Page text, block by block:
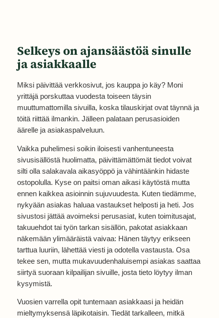
Selkeys on ajansäästöä sinulle
ja asiakkaalle
Miksi päivittää verkkosivut, jos kauppa jo käy? Moni
yrittäjä porskuttaa vuodesta toiseen täysin
muuttumattomilla sivuilla, koska tilauskirjat ovat täynnä ja
töitä riittää ilmankin. Jälleen palataan perusasioiden
äärelle ja asiakaspalveluun.
Vaikka puhelimesi soikin iloisesti vanhentuneesta
sivusisällöstä huolimatta, päivittämättömät tiedot voivat
silti olla salakavala aikasyöppö ja vähintäänkin hidaste
ostopolulla. Kyse on paitsi oman aikasi käytöstä mutta
ennen kaikkea asioinnin sujuvuudesta. Kuten tiedämme,
nykyään asiakas haluaa vastaukset helposti ja heti. Jos
sivustosi jättää avoimeksi perusasiat, kuten toimitusajat,
takuuehdot tai työn tarkan sisällön, pakotat asiakkaan
näkemään ylimääräistä vaivaa: Hänen täytyy erikseen
tarttua luuriin, lähettää viesti ja odotella vastausta. Osa
tekee sen, mutta mukavuudenhaluisempi asiakas saattaa
siirtyä suoraan kilpailijan sivuille, josta tieto löytyy ilman
kysymistä.
Vuosien varrella opit tuntemaan asiakkaasi ja heidän
mieltymyksensä läpikotaisin. Tiedät tarkalleen, mitkä